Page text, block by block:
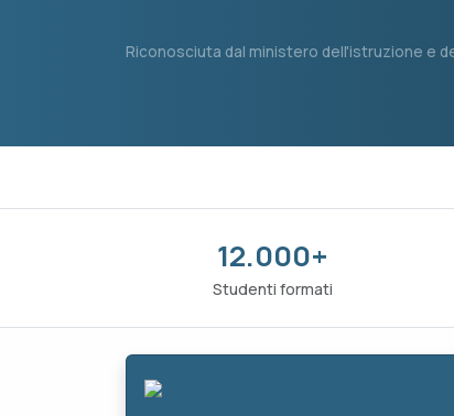
Riconosciuta dal ministero dell'istruzione e
12.000+
Studenti formati